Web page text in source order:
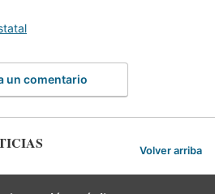
un comentario
Volver arriba